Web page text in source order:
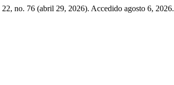
22, no. 76 (abril 29, 2026). Accedido agosto 6, 2026.